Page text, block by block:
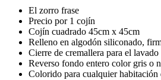
El zorro frase
Precio por 1 cojín
Cojín cuadrado 45cm x 45cm
Relleno en algodón siliconado,
Cierre de cremallera para el lavado
Reverso fondo entero color gris o
Colorido para cualquier habitación